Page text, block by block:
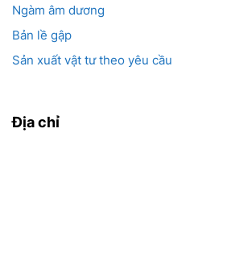
Ngàm âm dương
Bản lề gập
Sản xuất vật tư theo yêu cầu
Địa chỉ